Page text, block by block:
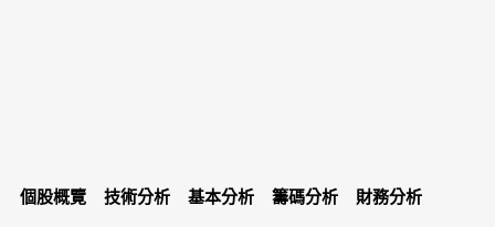
個股概覽 技術分析 基本分析 籌碼分析 財務分析